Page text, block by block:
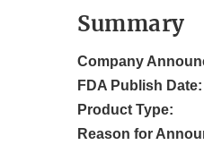
Summary
Company
FDA Publish Date:
Product Type:
Reason for